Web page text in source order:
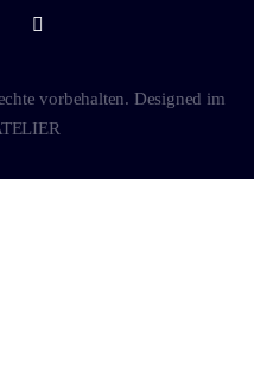
vorbehalten. Designed im